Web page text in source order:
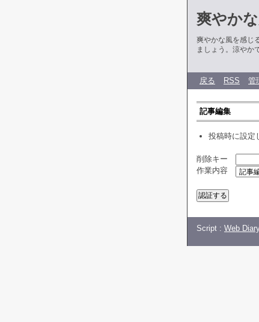
爽やか
爽やかな風を感じ
ましょう。涼やか
戻る RSS 管
記事編集
投稿時に設定
削除キー
作業内容
Script : Web